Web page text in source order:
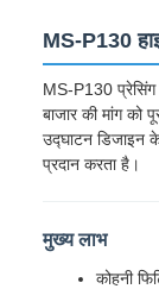
MS-P130
MS-P130 प्रेसिंग
बाजार की मांग को
उद्घाटन डिजाइन
प्रदान करता है।
मुख्य लाभ
कोहनी